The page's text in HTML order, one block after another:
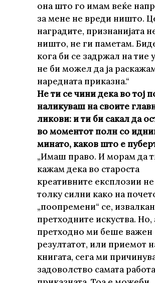
она што го имам веќе
за мене не вреди ништо.
наградите, признанијата
ништо, не ги паметам.
кога би се задржал на тие
не би можел да ја
наредната приказна.“
Не ти се чини дека во тој
наликуваш на своите
ликови: и ти би сакал да
во моментот полн со
минато, каков што е
„Имаш право. И морам да
кажам дека во староста
креативните експлозии не
толку силни како на
„поопремени“ се,
претходните искуства. Но,
претходно ми беше важен
резултатот, или приемот
книгата, сега ми
задоволство самата